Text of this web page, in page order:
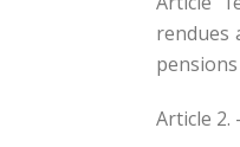
rendues
Article 2.